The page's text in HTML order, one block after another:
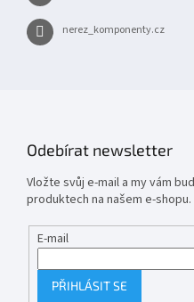
nerez_komponenty.cz
Odebírat newsletter
Vložte svůj e-mail a my vám
produktech na našem e-shopu.
E-mail
PŘIHLÁSIT SE